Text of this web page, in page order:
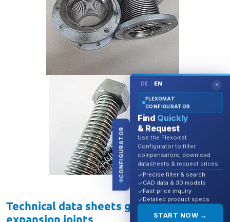
Technical data sheets general building
expansion joints
CONFIGURATOR
DE EN ✕
FLEXOMAT
CONFIGURATOR
Find Quickly
& Request
Use the Flexomat
Configurator to filter
compensators, download
datasheets & request prices.
Precise filter & search
CAD data & 3D models
Fast price inquiry
Detailed product specs
START NOW →